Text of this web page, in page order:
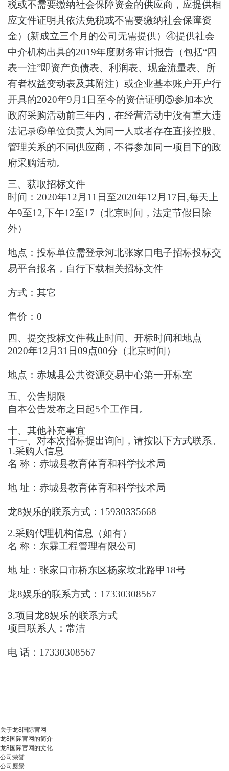
税或不需要缴纳社会保障资金的供应商，应提供相
应文件证明其依法免税或不需要缴纳社会保障资
金）(新成立三个月的公司无需提供）④提供社会
中介机构出具的2019年度财务审计报告（包括“四
表一注”即资产负债表、利润表、现金流量表、所
有者权益变动表及其附注）或企业基本账户开户行
开具的2020年9月1日至今的资信证明⑤参加本次
政府采购活动前三年内，在经营活动中没有重大违
法记录⑥单位负责人为同一人或者存在直接控股、
管理关系的不同供应商，不得参加同一项目下的政
府采购活动。
三、获取招标文件
时间： 2020年12月11日至2020年12月17日,每天上
午9至12,下午12至17 （北京时间，法定节假日除
外）
地点： 投标单位需登录河北张家口电子招标投标交
易平台报名，自行下载相关招标文件
方式： 其它
售价： 0
四、提交投标文件截止时间、开标时间和地点
2020年12月31日09点00分 （北京时间）
地点：赤城县公共资源交易中心第一开标室
五、公告期限
自本公告发布之日起5个工作日。
十、其他补充事宜
十一、对本次招标提出询问，请按以下方式联系。
1.采购人信息
名 称： 赤城县教育体育和科学技术局
地 址： 赤城县教育体育和科学技术局
龙8娱乐的联系方式： 15930335668
2.采购代理机构信息（如有）
名 称： 东霖工程管理有限公司
地 址： 张家口市桥东区杨家坟北路甲18号
龙8娱乐的联系方式： 17330308567
3.项目 龙8娱乐的联系方式
项目联系人： 常洁
电 话： 17330308567
关于龙8国际官网
龙8国际官网的简介
龙8国际官网的文化
公司荣誉
公司愿景